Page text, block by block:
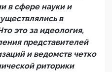
в сфере науки и
в
это за идеология,
представителей
и ведомств четко
риторики